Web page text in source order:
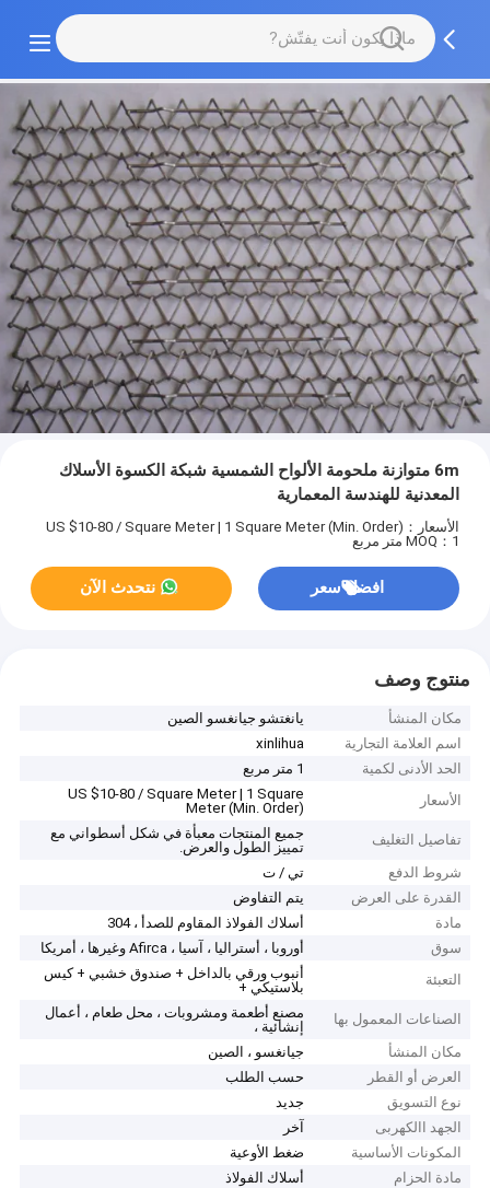
6m متوازنة ملحومة الألواح الشمسية شبكة الكسوة الأسلاك
المعدنية للهندسة المعمارية
الأسعار：US $10-80 / Square Meter | 1 Square Meter (Min. Order)
MOQ：1 متر مربع
افضل سعر نتحدث الآن
منتوج وصف
مكان المنشأ
يانغتشو جيانغسو الصين
اسم العلامة التجارية
xinlihua
الحد الأدنى لكمية
1 متر مربع
الأسعار
US $10-80 / Square Meter | 1 Square
Meter (Min. Order)
تفاصيل التغليف
جميع المنتجات معبأة في شكل أسطواني مع
تمييز الطول والعرض.
شروط الدفع
تي / ت
القدرة على العرض
يتم التفاوض
مادة
أسلاك الفولاذ المقاوم للصدأ ، 304
سوق
أوروبا ، أستراليا ، آسيا ، Afirca وغيرها ، أمريكا
التعبئة
أنبوب ورقي بالداخل + صندوق خشبي + كيس
بلاستيكي +
الصناعات المعمول بها
مصنع أطعمة ومشروبات ، محل طعام ، أعمال
إنشائية ،
مكان المنشأ
جيانغسو ، الصين
العرض أو القطر
حسب الطلب
نوع التسويق
جديد
الجهد االكهربى
آخر
المكونات الأساسية
ضغط الأوعية
مادة الحزام
أسلاك الفولاذ